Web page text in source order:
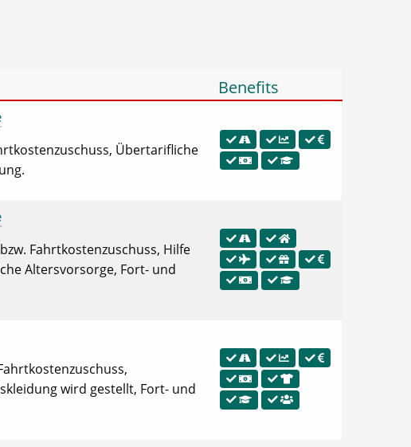
Benefits
Übertarifliche
Fahrtkostenzuschuss, Hilfe
Altersvorsorge, Fort- und
wird gestellt, Fort- und